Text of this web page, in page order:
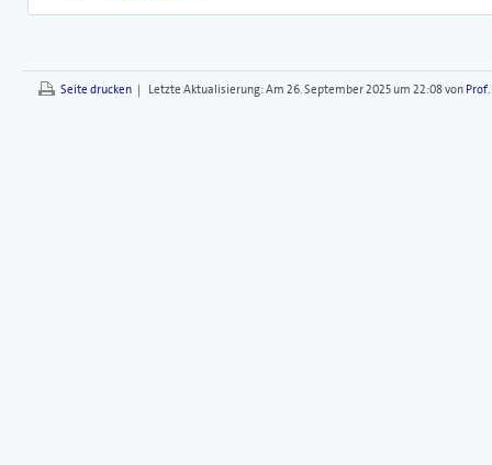
Seite drucken | Letzte Aktualisierung:Am 26. September 2025 um 22:08 von